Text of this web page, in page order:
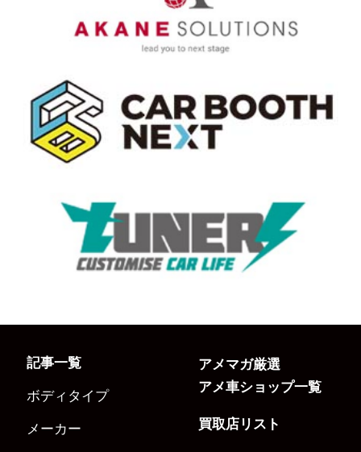
記事一覧
ボディタイプ
メーカー
アメマガ厳選
アメ車ショップ一覧
買取店リスト